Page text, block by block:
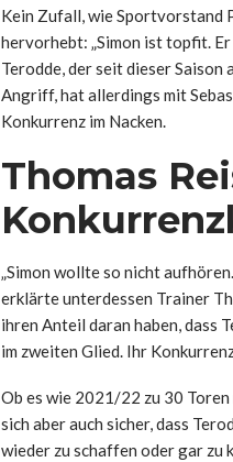
Kein Zufall, wie Sportvorstand
hervorhebt: „Simon ist topfit.
Terodde, der seit dieser Saison
Angriff, hat allerdings mit
Konkurrenz im Nacken.
Thomas
„Simon wollte so nicht
erklärte unterdessen Trainer
ihren Anteil daran haben, dass
im zweiten Glied. Ihr
Ob es wie 2021/22 zu 30
sich aber auch sicher, dass
wieder zu schaffen oder gar zu